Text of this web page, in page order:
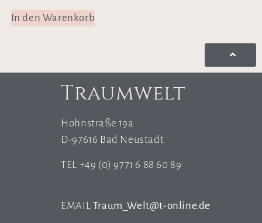
In den Warenkorb
Traumwelt
Hohnstraße 19a
D-97616 Bad Neustadt
TEL +49 (0) 9771 6 88 60 89
EMAIL Traum_Welt@t-online.de